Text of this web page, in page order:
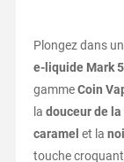
Plongez dans
e-liquide Mark
gammeCoin
la douceur de
caramel et la
touche